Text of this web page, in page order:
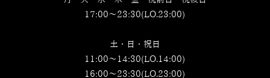
17:00～23:30(LO.23:00)
土・日・祝日
11:00～14:30(LO.14:00)
16:00～23:30(LO.23:00)